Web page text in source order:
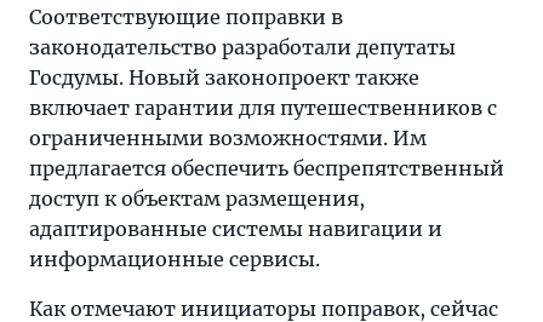
Соответствующие поправки в
законодательство разработали депутаты
Госдумы. Новый законопроект также
включает гарантии для путешественников с
ограниченными возможностями. Им
предлагается обеспечить беспрепятственный
доступ к объектам размещения,
адаптированные системы навигации и
информационные сервисы.
Как отмечают инициаторы поправок, сейчас